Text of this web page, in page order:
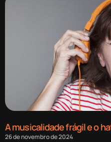
A musicalidade frágil e o
26 de novembro de 2024